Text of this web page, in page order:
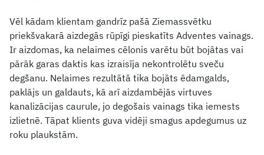
Vēl kādam klientam gandrīz pašā Ziemassvētku
priekšvakarā aizdegās rūpīgi pieskatīts Adventes vainags.
Ir aizdomas, ka nelaimes cēlonis varētu būt bojātas vai
pārāk garas daktis kas izraisīja nekontrolētu sveču
degšanu. Nelaimes rezultātā tika bojāts ēdamgalds,
paklājs un galdauts, kā arī aizdambējās virtuves
kanalizācijas caurule, jo degošais vainags tika iemests
izlietnē. Tāpat klients guva vidēji smagus apdegumus uz
roku plaukstām.